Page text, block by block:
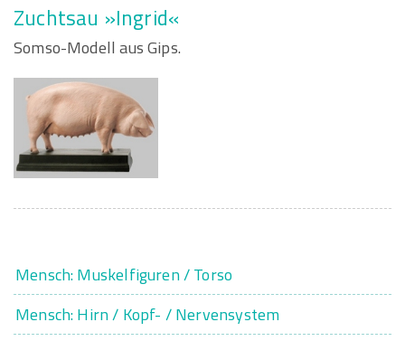
Zuchtsau »Ingrid«
Somso-Modell aus Gips.
Mensch: Muskelfiguren / Torso
Mensch: Hirn / Kopf- / Nervensystem